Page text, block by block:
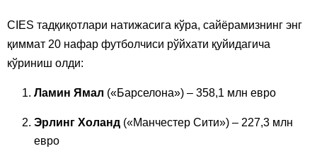
CIES тадқиқотлари натижасига кўра, сайёрамизнинг энг
қиммат 20 нафар футболчиси рўйхати қуйидагича
кўриниш олди:
Ламин Ямал («Барселона») – 358,1 млн евро
Эрлинг Холанд («Манчестер Сити») – 227,3 млн
евро